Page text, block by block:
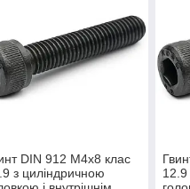
DIN 912 М4х8 клас
з циліндричною
12.9